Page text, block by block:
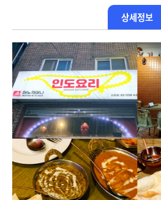
상세정보